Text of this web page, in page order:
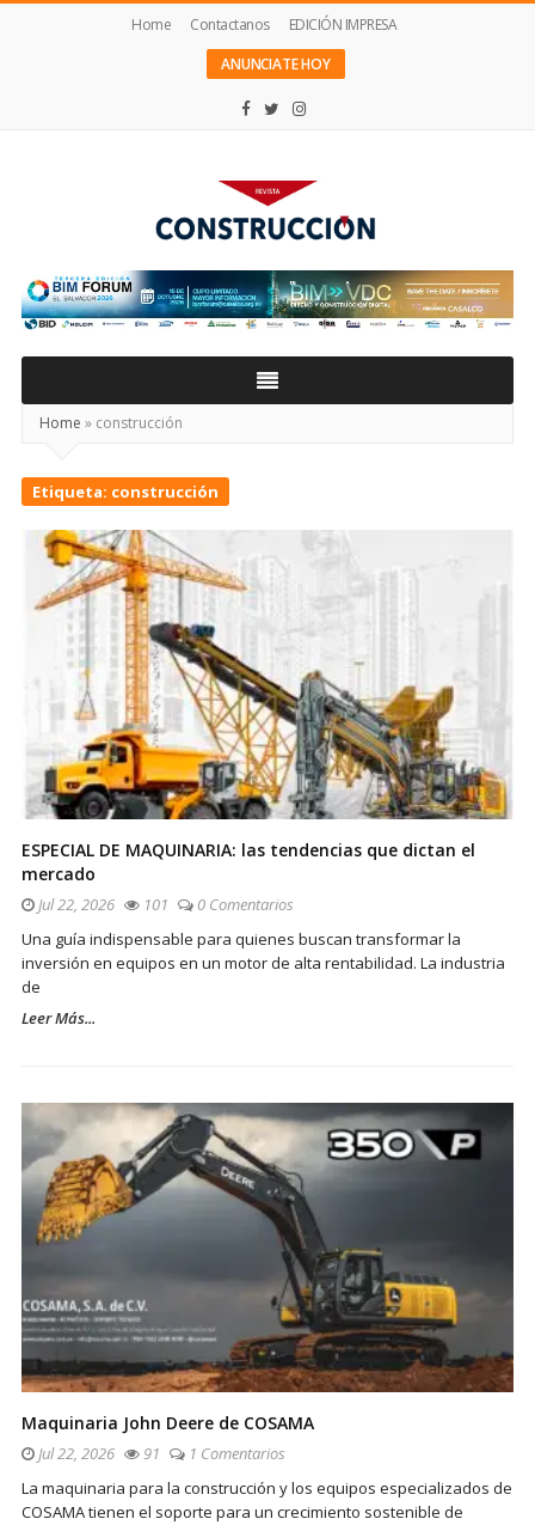
Home Contactanos
EDICIÓN IMPRESA
ANUNCIATE HOY
Construcción
Home » construcción
Etiqueta: construcción
ESPECIAL DE MAQUINARIA: las tendencias que dictan el
mercado
Jul 22, 2026 101
0 Comentarios
Una guía indispensable para quienes buscan transformar la
inversión en equipos en un motor de alta rentabilidad. La industria
de
Leer Más...
Maquinaria John Deere de COSAMA
Jul 22, 2026 91
1 Comentarios
La maquinaria para la construcción y los equipos especializados de
COSAMA tienen el soporte para un crecimiento sostenible de